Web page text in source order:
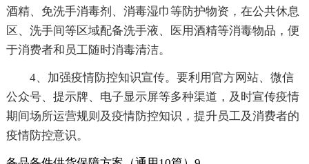
酒精、免洗手消毒剂、消毒湿巾等防护物资，在公共休息
区、洗手间等区域配备洗手液、医用酒精等消毒物品，便
于消费者和员工随时消毒清洁。
4、加强疫情防控知识宣传。要利用官方网站、微信
公众号、提示牌、电子显示屏等多种渠道，及时宣传疫情
期间场所运营规则及疫情防控知识，提升员工及消费者的
疫情防控意识。